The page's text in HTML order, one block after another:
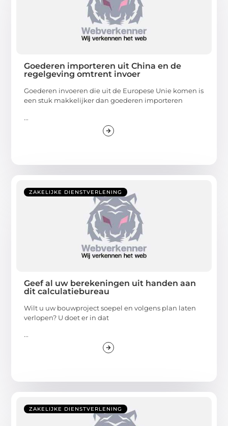
Goederen importeren uit China en de
regelgeving omtrent invoer
Goederen invoeren die uit de Europese Unie komen is
een stuk makkelijker dan goederen importeren
...
ZAKELIJKE DIENSTVERLENING
Geef al uw berekeningen uit handen aan
dit calculatiebureau
Wilt u uw bouwproject soepel en volgens plan laten
verlopen? U doet er in dat
...
ZAKELIJKE DIENSTVERLENING